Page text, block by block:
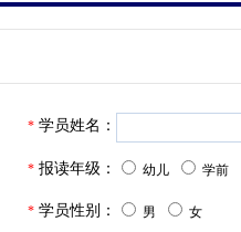
* 学员姓名：
* 报读年级： 幼儿 学前
* 学员性别： 男 女